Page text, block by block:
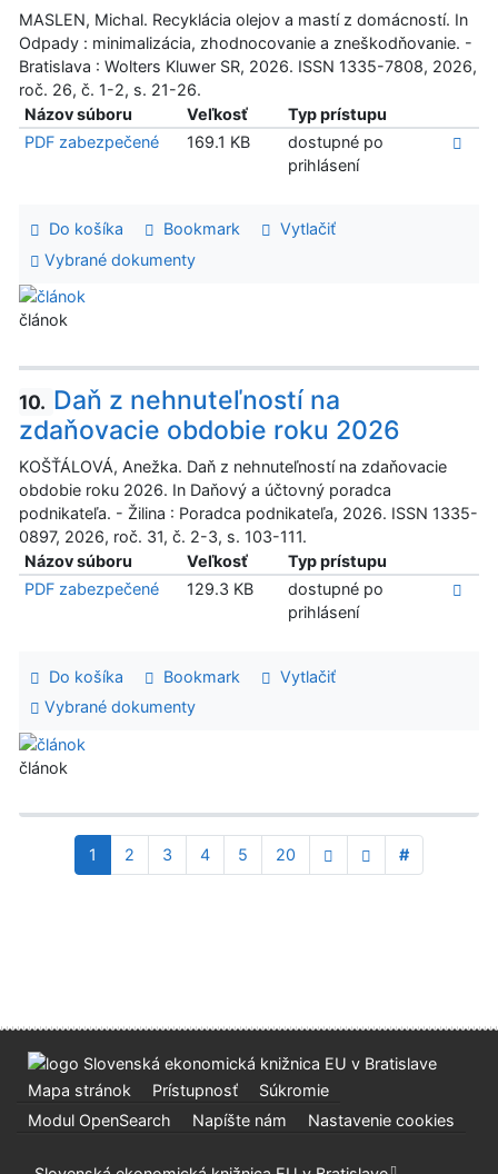
MASLEN, Michal. Recyklácia olejov a mastí z domácností. In
Odpady : minimalizácia, zhodnocovanie a zneškodňovanie. -
Bratislava : Wolters Kluwer SR, 2026. ISSN 1335-7808, 2026,
roč. 26, č. 1-2, s. 21-26.
Názov súboru
Veľkosť
Typ prístupu
PDF zabezpečené
169.1 KB
dostupné po
prihlásení
Do košíka Bookmark
Vytlačiť
Vybrané dokumenty
článok
10. Daň z nehnuteľností na
zdaňovacie obdobie roku 2026
KOŠŤÁLOVÁ, Anežka. Daň z nehnuteľností na zdaňovacie
obdobie roku 2026. In Daňový a účtovný poradca
podnikateľa. - Žilina : Poradca podnikateľa, 2026. ISSN 1335-
0897, 2026, roč. 31, č. 2-3, s. 103-111.
Názov súboru
Veľkosť
Typ prístupu
PDF zabezpečené
129.3 KB
dostupné po
prihlásení
Do košíka Bookmark
Vytlačiť
Vybrané dokumenty
článok
1 2 3 4 5 20 #
Mapa stránok Prístupnosť
Súkromie
Modul OpenSearch
Napíšte nám Nastavenie cookies